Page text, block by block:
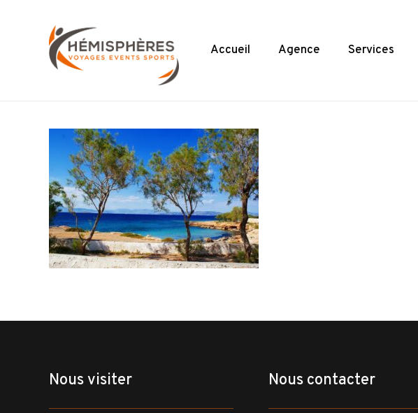
Accueil Agence Services
Nous visiter Nous contacter